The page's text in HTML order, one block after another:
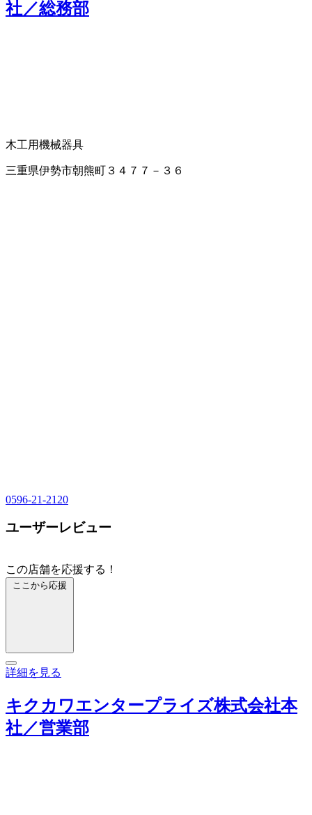
社／総務部
木工用機械器具
三重県伊勢市朝熊町３４７７－３６
0596-21-2120
ユーザーレビュー
この店舗を応援する！
ここから応援
詳細を見る
キクカワエンタープライズ株式会社本
社／営業部